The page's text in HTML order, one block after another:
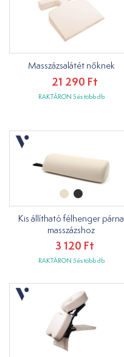
Masszázsalátét nőknek
21 290 Ft
RAKTÁRON 5 és több db
Kis állítható félhenger párna
masszázshoz
3 120 Ft
RAKTÁRON 5 és több db